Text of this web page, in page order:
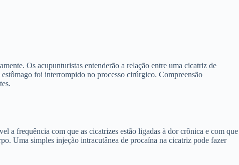
Os acupunturistas entenderão a relação entre uma cicatriz de
foi interrompido no processo cirúrgico. Compreensão
a frequência com que as cicatrizes estão ligadas à dor crônica e com que
Uma simples injeção intracutânea de procaína na cicatriz pode fazer